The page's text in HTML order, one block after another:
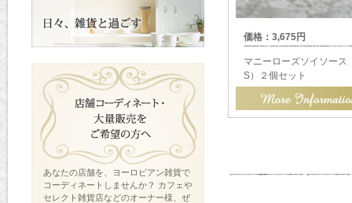
あなたの店舗を、ヨーロピアン雑貨で
コーディネートしませんか？ カフェや
セレクト雑貨店などのオーナー様、ぜ
価格：3,675円
マニーローズソイソース
S）２個セット